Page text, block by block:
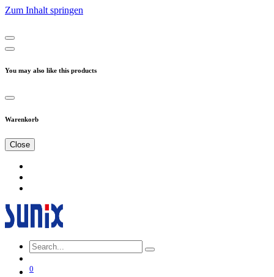
Zum Inhalt springen
You may also like this products
Warenkorb
Close
0